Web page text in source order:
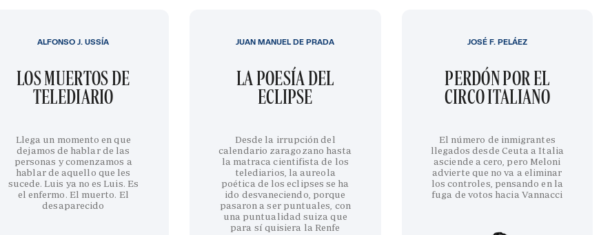
LOS MUERTOS DE
TELEDIARIO
Llega un momento en que
dejamos de hablar de las
personas y comenzamos a
hablar de aquello que les
sucede. Luis ya no es Luis. Es
el enfermo. El muerto. El
desaparecido
ALFONSO J. USSÍA
LA POESÍA DEL
ECLIPSE
Desde la irrupción del
calendario zaragozano hasta
la matraca cientifista de los
telediarios, la aureola
poética de los eclipses se ha
ido desvaneciendo, porque
pasaron a ser puntuales, con
una puntualidad suiza que
para sí quisiera la Renfe
JUAN MANUEL DE PRADA
PERDÓN POR EL
CIRCO ITALIANO
El número de inmigrantes
llegados desde Ceuta a Italia
asciende a cero, pero Meloni
advierte que no va a eliminar
los controles, pensando en la
fuga de votos hacia Vannacci
JOSÉ F. PELÁEZ